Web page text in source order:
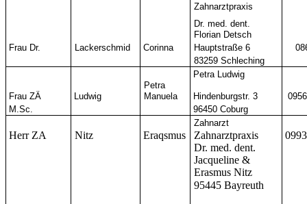
Zahnarztpraxis
Dr. med. dent.
Florian Detsch
Frau Dr.
Lackerschmid Corinna Hauptstraße 6
83259 Schleching
Petra Ludwig
Frau ZÄ Ludwig
Petra
Manuela
Hindenburgstr. 3
M.Sc.
96450 Coburg
Zahnarzt
Herr ZA Nitz Eraqsmus Zahnarztpraxis
Dr. med. dent.
Jacqueline &
Erasmus Nitz
95445 Bayreuth